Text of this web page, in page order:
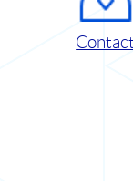
Contact